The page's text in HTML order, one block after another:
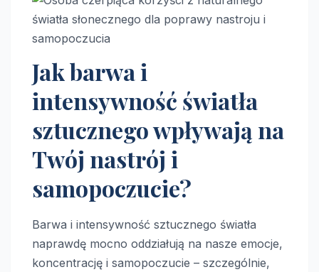
Jak barwa i
intensywność światła
sztucznego wpływają na
Twój nastrój i
samopoczucie?
Barwa i intensywność sztucznego światła
naprawdę mocno oddziałują na nasze emocje,
koncentrację i samopoczucie – szczególnie,